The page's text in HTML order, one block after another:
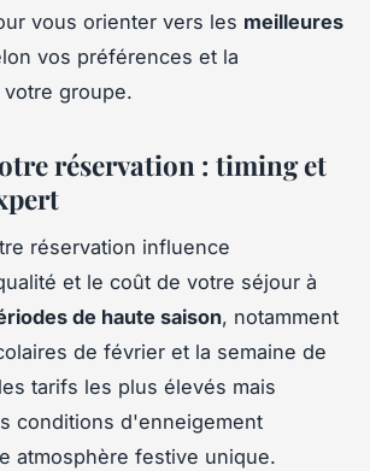
vous orienter vers les meilleures
vos préférences et la
groupe.
réservation : timing et
réservation influence
et le coût de votre séjour à
de haute saison, notamment
de février et la semaine de
tarifs les plus élevés mais
conditions d'enneigement
atmosphère festive unique.